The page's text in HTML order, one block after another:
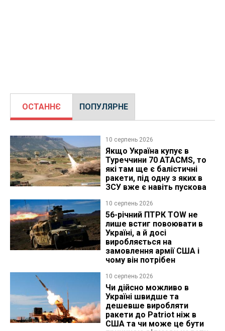
ОСТАННЄ ПОПУЛЯРНЕ
10 серпень 2026
Якщо Україна купує в
Туреччини 70 ATACMS, то
які там ще є балістичні
ракети, під одну з яких в
ЗСУ вже є навіть пускова
10 серпень 2026
56-річний ПТРК TOW не
лише встиг повоювати в
Україні, а й досі
виробляється на
замовлення армії США і
чому він потрібен
10 серпень 2026
Чи дійсно можливо в
Україні швидше та
дешевше виробляти
ракети до Patriot ніж в
США та чи може це бути